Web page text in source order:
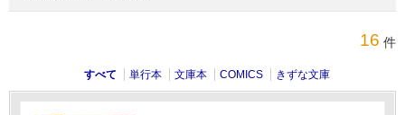
16 件
すべて 単行本 文庫本 COMICS きずな文庫